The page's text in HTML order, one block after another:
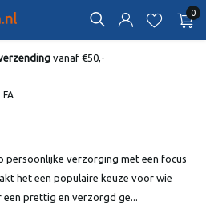
0
vanaf €50,-
FA
persoonlijke verzorging met een focus
het een populaire keuze voor wie
prettig en verzorgd ge...